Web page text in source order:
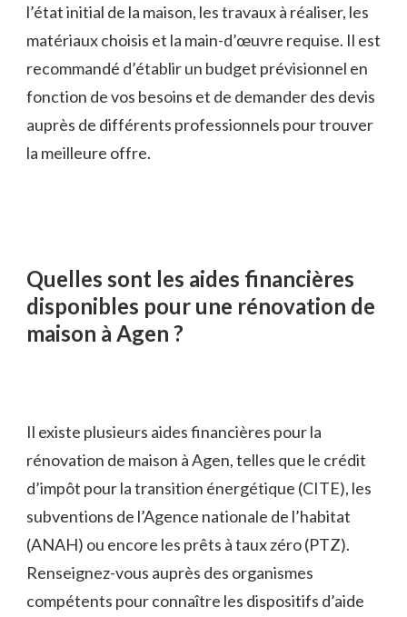
l’état initial de la maison, les travaux à réaliser, les
matériaux choisis et la main-d’œuvre requise. Il est
recommandé d’établir un budget prévisionnel en
fonction de vos besoins et de demander des devis
auprès de différents professionnels pour trouver
la meilleure offre.
Quelles sont les aides financières
disponibles pour une rénovation de
maison à Agen ?
Il existe plusieurs aides financières pour la
rénovation de maison à Agen, telles que le crédit
d’impôt pour la transition énergétique (CITE), les
subventions de l’Agence nationale de l’habitat
(ANAH) ou encore les prêts à taux zéro (PTZ).
Renseignez-vous auprès des organismes
compétents pour connaître les dispositifs d’aide